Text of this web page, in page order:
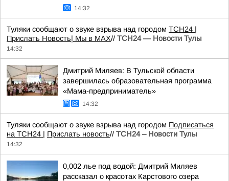
14:32
Туляки сообщают о звуке взрыва над городом ТСН24 |
Прислать Новость| Мы в МАХ// ТСН24 — Новости Тулы
14:32
Дмитрий Миляев: В Тульской области
завершилась образовательная программа
«Мама-предприниматель»
14:32
Туляки сообщают о звуке взрыва над городом Подписаться
на ТСН24 | Прислать новость// ТСН24 – Новости Тулы
14:32
0,002 лье под водой: Дмитрий Миляев
рассказал о красотах Карстового озера